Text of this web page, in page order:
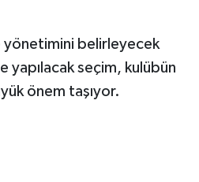
yönetimini belirleyecek
seçim, kulübün
önem taşıyor.